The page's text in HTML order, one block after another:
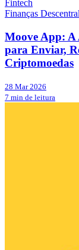
Fintech
Finanças
Moove App: A
para Enviar,
Criptomoedas
28 Mar 2026
7 min de leitura